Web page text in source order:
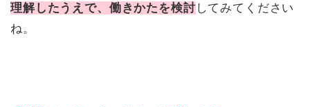
理解したうえで、働きかたを検討してみてください
ね。